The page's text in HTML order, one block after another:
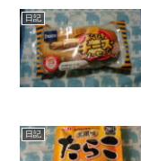
日記
日記